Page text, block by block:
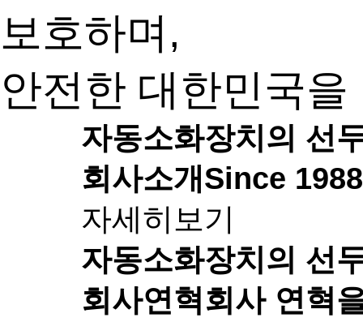
보호하며,
안전한 대한민국
자동소화장치의 선
회사소개Since
자세히보기
자동소화장치의 선
회사연혁회사 연혁